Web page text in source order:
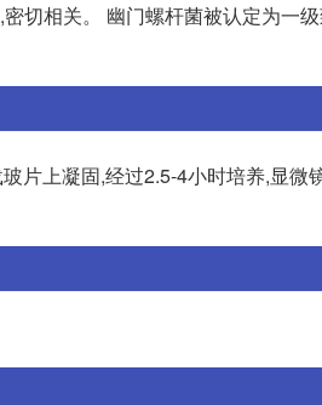
切相关。 幽门螺杆菌被认定为一
片上凝固,经过2.5-4小时培养,显微